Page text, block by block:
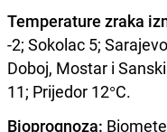
Temperature zraka
-2; Sokolac 5;
Doboj, Mostar i
11; Prijedor 12°C.
Bioprognoza: